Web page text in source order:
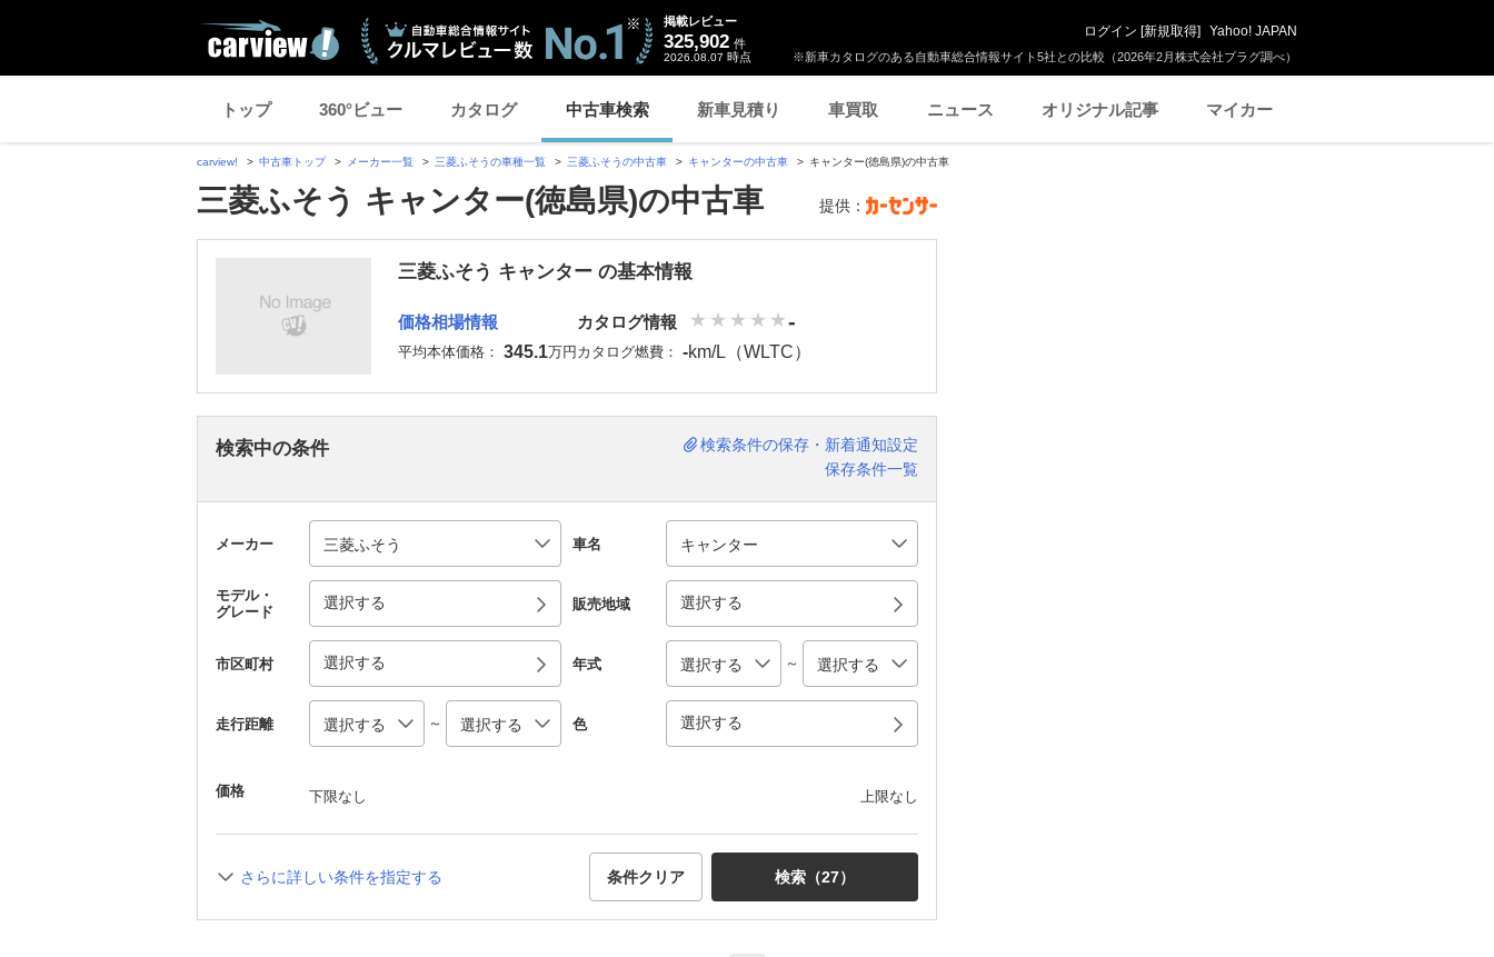
※新車カタログのある自動車総合情報サイト5社との比較（2026年2月株式会社プラグ調べ）
掲載レビュー
325,902 件
2026.08.07 時点
ログイン [新規取得] Yahoo! JAPAN
トップ 360°ビュー カタログ 中古車検索 新車見積り 車買取 ニュース オリジナル記事 マイカー
carview! 中古車トップ メーカー一覧 三菱ふそうの車種一覧 三菱ふそうの中古車 キャンターの中古車 キャンター(徳島県)の中古車
三菱ふそう キャンター(徳島県)の中古車 提供：
三菱ふそう キャンター の基本情報
価格相場情報
平均本体価格： 345.1万円
カタログ情報 -
カタログ燃費： -km/L（WLTC）
検索中の条件
検索条件の保存・新着通知設定
保存条件一覧
メーカー 車名
モデル・
グレード
選択する 販売地域 選択する
市区町村 選択する 年式 ～
走行距離 ～ 色 選択する
価格 下限なし 上限なし
さらに詳しい条件を指定する 条件クリア 検索（27）